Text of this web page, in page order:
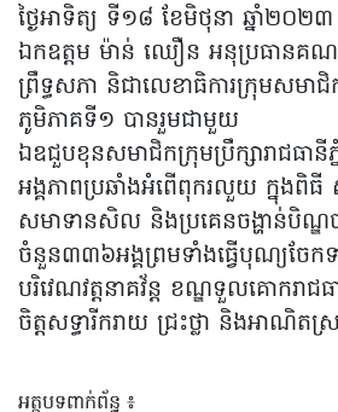
ថ្ងៃអាទិត្យ ទី១៨ ខែមិថុនា ឆ្នាំ២០២
ឯកឧត្តម ម៉ាន់ ឈឿន អនុប្រធានគណៈ
ព្រឹទ្ធសភា និជាលេខាធិការក្រុមសមាជិ
ភូមិភាគទី១ បានរួមជាមួយ
ឯឧជួបខុនសមាជិកក្រុមប្រឹក្សារាជធានី
អង្គភាពប្រឆាំងអំពើពុករលួយ ក្នុងពិ
សមាទានសិល និងប្រគេនចង្ហាន់បិណ្ឌ
ចំនួន៣៣៦អង្គព្រមទាំងធ្វើបុណ្យចែកទា
បរិវេណវត្តនាគវ័ន្ត ខណ្ឌទួលគោករា
ចិត្តសទ្ធារីករាយ ជ្រះថ្លា និងអាណិត
អត្ថបទពាក់ព័ន្ធ ៖